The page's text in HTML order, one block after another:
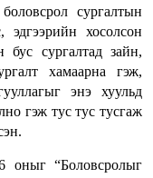
сургалтын
хосолсон
сургалтад зайн,
хамаарна гэж,
энэ хуульд
гэж тус тус тусгаж
оныг “Боловсролыг